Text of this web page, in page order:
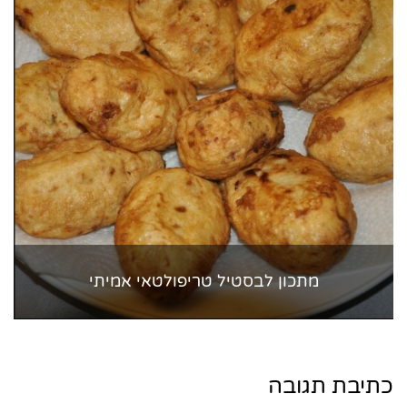
מתכון לבסטיל טריפולטאי אמיתי
כתיבת תגובה